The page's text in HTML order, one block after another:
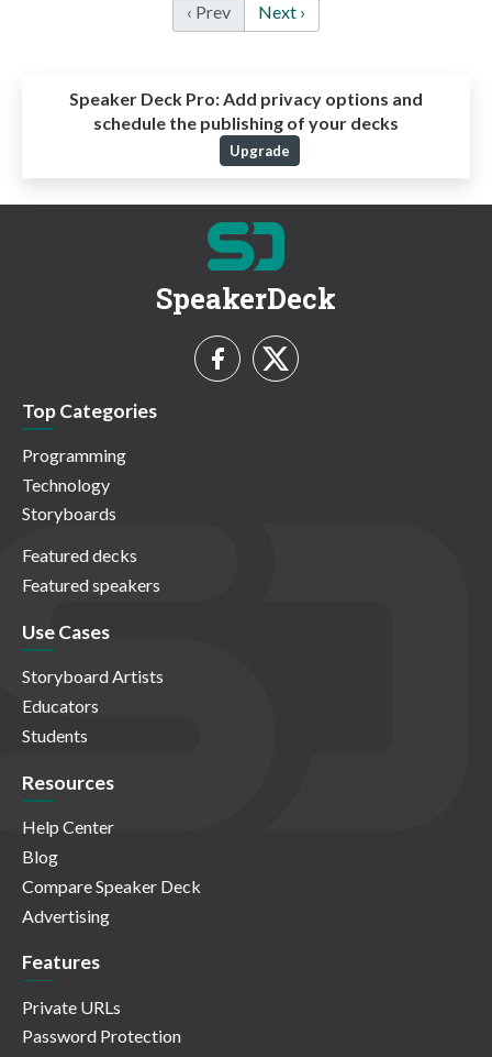
‹ Prev Next ›
Speaker Deck Pro:Add privacy options and
schedule the publishing of your decks
Upgrade
SpeakerDeck
Top Categories
Programming
Technology
Storyboards
Featured decks
Featured speakers
Use Cases
Storyboard Artists
Educators
Students
Resources
Help Center
Blog
Compare Speaker Deck
Advertising
Features
Private URLs
Password Protection